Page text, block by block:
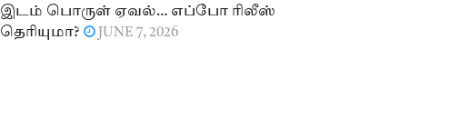
இடம் பொருள் ஏவல்… எப்போ ரிலீஸ்
தெரியுமா?
JUNE 7, 2026